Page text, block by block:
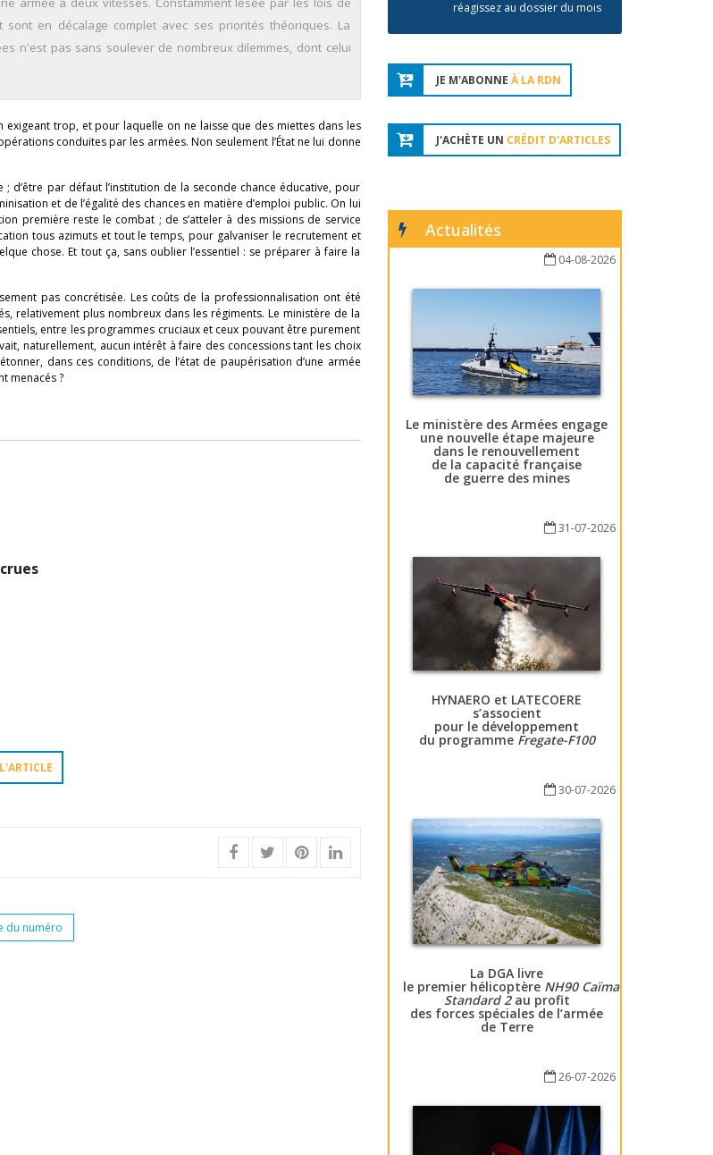
en décalage complet avec ses priorités théoriques. La
n'est pas sans soulever de nombreux dilemmes, dont celui
trop, et pour laquelle on ne laisse que des miettes dans les
conduites par les armées. Non seulement l’État ne lui donne
par défaut l’institution de la seconde chance éducative, pour
et de l’égalité des chances en matière d’emploi public. On lui
première reste le combat ; de s’atteler à des missions de service
tous azimuts et tout le temps, pour galvaniser le recrutement et
chose. Et tout ça, sans oublier l’essentiel : se préparer à faire la
pas concrétisée. Les coûts de la professionnalisation ont été
relativement plus nombreux dans les régiments. Le ministère de la
entre les programmes cruciaux et ceux pouvant être purement
naturellement, aucun intérêt à faire des concessions tant les choix
dans ces conditions, de l’état de paupérisation d’une armée
menacés ?
L'ARTICLE
du numéro
réagissez au dossier du mois
JE M'ABONNE À LA RDN
J'ACHÈTE UN CRÉDIT D'ARTICLES
Actualités
04-08-2026
Le ministère des Armées engage
une nouvelle étape majeure
dans le renouvellement
de la capacité française
de guerre des mines
31-07-2026
HYNAERO et LATECOERE
s’associent
pour le développement
du programme Fregate-F100
30-07-2026
La DGA livre
le premier hélicoptère NH90 Caïman
Standard 2au profit
des forces spéciales de l’armée
de Terre
26-07-2026